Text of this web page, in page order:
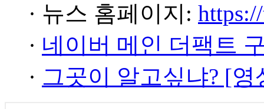
· 뉴스 홈페이지:
· 네이버 메인 더팩트
· 그곳이 알고싶냐? [